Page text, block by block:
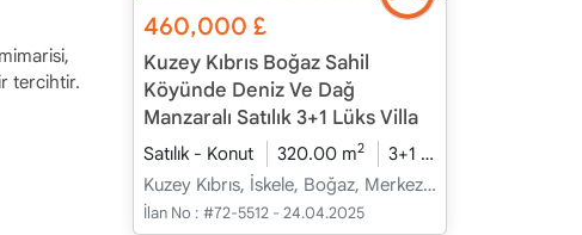
tercihtir.
460,000 £
Kuzey Kıbrıs Boğaz Sahil
Köyünde Deniz Ve Dağ
Manzaralı Satılık 3+1 Lüks Villa
Satılık - Konut 320.00 m2 3+1
Kuzey Kıbrıs, İskele, Boğaz, Merkez - Merkez
İlan No : #72-5512 - 24.04.2025